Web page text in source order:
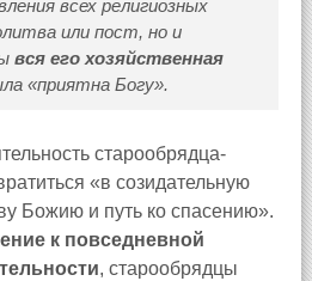
всех религиозных
или пост, но и
вся его хозяйственная
«приятна Богу».
старообрядца-
«в созидательную
Божию и путь ко спасению».
к повседневной
, старообрядцы